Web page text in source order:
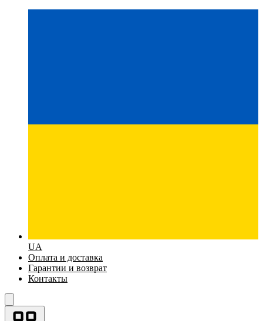
UA
Оплата и доставка
Гарантии и возврат
Контакты